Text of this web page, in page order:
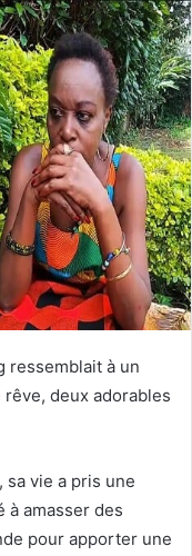
ressemblait à un
deux adorables
sa vie a pris une
à amasser des
pour apporter une